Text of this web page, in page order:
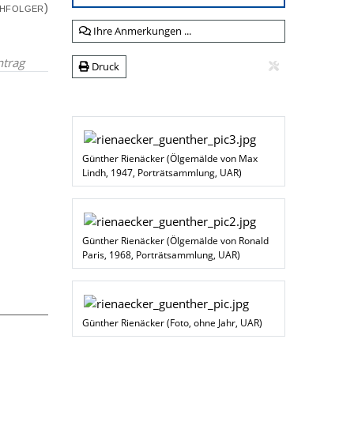
Ihre Anmerkungen ...
Druck
Günther Rienäcker (Ölgemälde von Max
Lindh, 1947, Porträtsammlung, UAR)
Günther Rienäcker (Ölgemälde von Ronald
Paris, 1968, Porträtsammlung, UAR)
Günther Rienäcker (Foto, ohne Jahr, UAR)